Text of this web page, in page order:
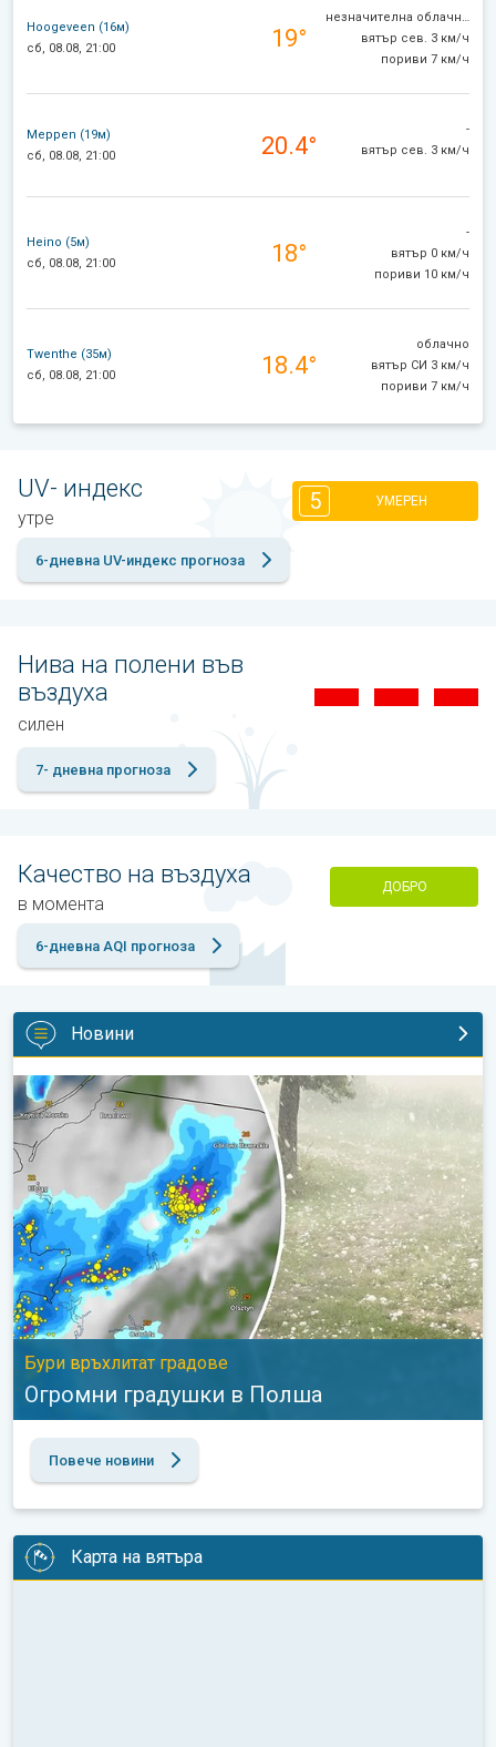
Hoogeveen (16м)
сб, 08.08, 21:00
19°
незначителна облачност
вятър сев. 3 км/ч
пориви 7 км/ч
Meppen (19м)
сб, 08.08, 21:00
20.4°
-
вятър сев. 3 км/ч
Heino (5м)
сб, 08.08, 21:00
18°
-
вятър 0 км/ч
пориви 10 км/ч
Twenthe (35м)
сб, 08.08, 21:00
18.4°
облачно
вятър СИ 3 км/ч
пориви 7 км/ч
UV- индекс
утре
5 УМЕРЕН
6-дневна UV-индекс прогноза
Нива на полени във
въздуха
силен
7- дневна прогноза
Качество на въздуха
в момента
ДОБРО
6-дневна AQI прогноза
Новини
Огромни градушки в Полша. Бури връхлитат градове. . .
Бури връхлитат градове
Огромни градушки в Полша
Повече новини
Карта на вятъра